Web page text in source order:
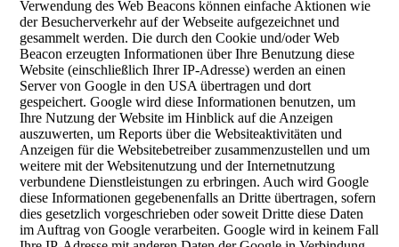
Verwendung des Web Beacons können einfache Aktionen wie
der Besucherverkehr auf der Webseite aufgezeichnet und
gesammelt werden. Die durch den Cookie und/oder Web
Beacon erzeugten Informationen über Ihre Benutzung diese
Website (einschließlich Ihrer IP-Adresse) werden an einen
Server von Google in den USA übertragen und dort
gespeichert. Google wird diese Informationen benutzen, um
Ihre Nutzung der Website im Hinblick auf die Anzeigen
auszuwerten, um Reports über die Websiteaktivitäten und
Anzeigen für die Websitebetreiber zusammenzustellen und um
weitere mit der Websitenutzung und der Internetnutzung
verbundene Dienstleistungen zu erbringen. Auch wird Google
diese Informationen gegebenenfalls an Dritte übertragen, sofern
dies gesetzlich vorgeschrieben oder soweit Dritte diese Daten
im Auftrag von Google verarbeiten. Google wird in keinem Fall